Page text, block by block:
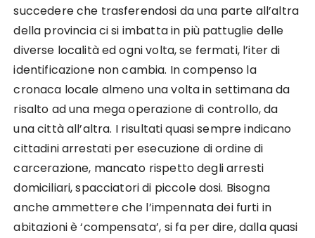
succedere che trasferendosi da una parte all’altra
della provincia ci si imbatta in più pattuglie delle
diverse località ed ogni volta, se fermati, l’iter di
identificazione non cambia. In compenso la
cronaca locale almeno una volta in settimana da
risalto ad una mega operazione di controllo, da
una città all’altra. I risultati quasi sempre indicano
cittadini arrestati per esecuzione di ordine di
carcerazione, mancato rispetto degli arresti
domiciliari, spacciatori di piccole dosi. Bisogna
anche ammettere che l’impennata dei furti in
abitazioni è ‘compensata’, si fa per dire, dalla quasi